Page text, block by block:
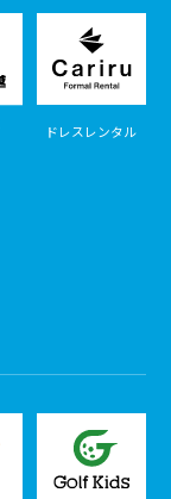
ドレスレンタル